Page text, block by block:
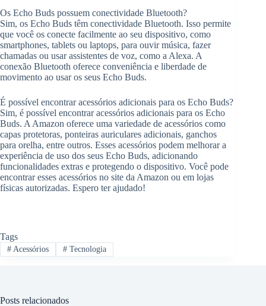
Os Echo Buds possuem conectividade Bluetooth?
Sim, os Echo Buds têm conectividade Bluetooth. Isso permite
que você os conecte facilmente ao seu dispositivo, como
smartphones, tablets ou laptops, para ouvir música, fazer
chamadas ou usar assistentes de voz, como a Alexa. A
conexão Bluetooth oferece conveniência e liberdade de
movimento ao usar os seus Echo Buds.
É possível encontrar acessórios adicionais para os Echo Buds?
Sim, é possível encontrar acessórios adicionais para os Echo
Buds. A Amazon oferece uma variedade de acessórios como
capas protetoras, ponteiras auriculares adicionais, ganchos
para orelha, entre outros. Esses acessórios podem melhorar a
experiência de uso dos seus Echo Buds, adicionando
funcionalidades extras e protegendo o dispositivo. Você pode
encontrar esses acessórios no site da Amazon ou em lojas
físicas autorizadas. Espero ter ajudado!
Tags
#Acessórios #Tecnologia
Posts relacionados